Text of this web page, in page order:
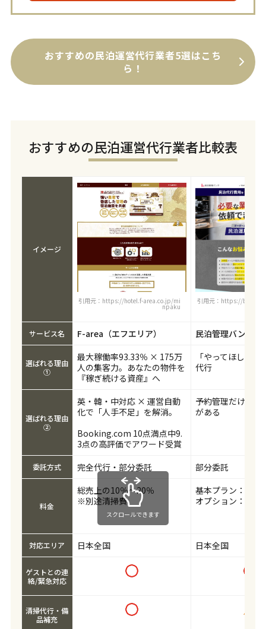
おすすめの民泊運営代行業者5選はこち
ら！
おすすめの民泊運営代行業者比較表
イメージ
引用元：https://hotel.f-area.co.jp/mi
npaku
引用元：https://
サービス名 F-area（エフエリア） 民泊管理バンク
選ばれる理由
①
最大稼働率93.33％ × 175万
人の集客力。あなたの物件を
『稼ぎ続ける資産』へ
「やってほしい
代行
選ばれる理由
②
英・韓・中対応 × 運営自動
化で「人手不足」を解消。
Booking.com 10点満点中9.
3点の高評価でアワード受賞
予約管理だけ受託
がある
委託方式 完全代行・部分委託 部分委託
料金
総売上の10％～20％
※別途清掃費
基本プラン：
オプション：
対応エリア 日本全国 日本全国
ゲストとの連
絡/緊急対応
清掃代行・備
品補充
スクロールできます